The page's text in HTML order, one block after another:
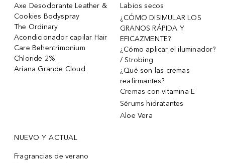
Axe Desodorante Leather &
Cookies Bodyspray
The Ordinary
Acondicionador capilar Hair
Care Behentrimonium
Chloride 2%
Ariana Grande Cloud
Labios secos
¿CÓMO DISIMULAR LOS
GRANOS RÁPIDA Y
EFICAZMENTE?
¿Cómo aplicar el iluminador?
/ Strobing
¿Qué son las cremas
reafirmantes?
Cremas con vitamina E
Sérums hidratantes
Aloe Vera
NUEVO Y ACTUAL
Fragrancias de verano